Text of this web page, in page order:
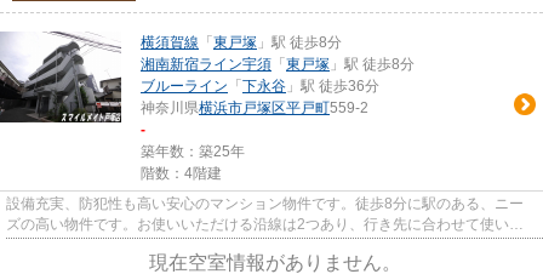
横須賀線 「 東戸塚 」駅 徒歩8分
湘南新宿ライン宇須 「 東戸塚 」駅 徒歩8分
ブルーライン 「 下永谷 」駅 徒歩36分
神奈川県横浜市戸塚区平戸町559-2
-
築年数：築25年
階数：4階建
設備充実、防犯性も高い安心のマンション物件です。徒歩8分に駅のある、ニー
ズの高い物件です。お使いいただける沿線は2つあり、行き先に合わせて使い分
現在空室情報がありません。